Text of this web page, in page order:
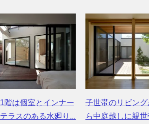
1階は個室とインナー
テラスのある水廻り...
子世帯のリビング
ら中庭越しに親世